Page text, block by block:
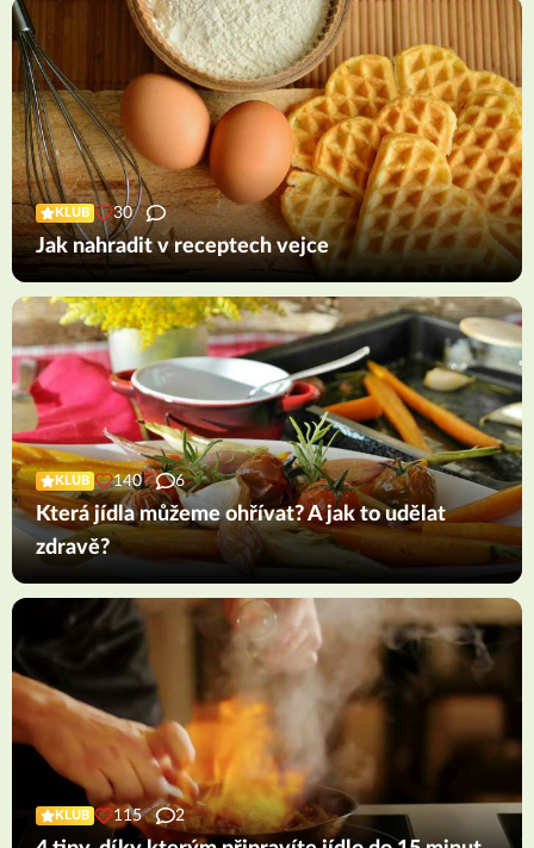
KLUB 30
Jak nahradit v receptech vejce
KLUB 140 6
Která jídla můžeme ohřívat? A jak to udělat
zdravě?
KLUB 115 2